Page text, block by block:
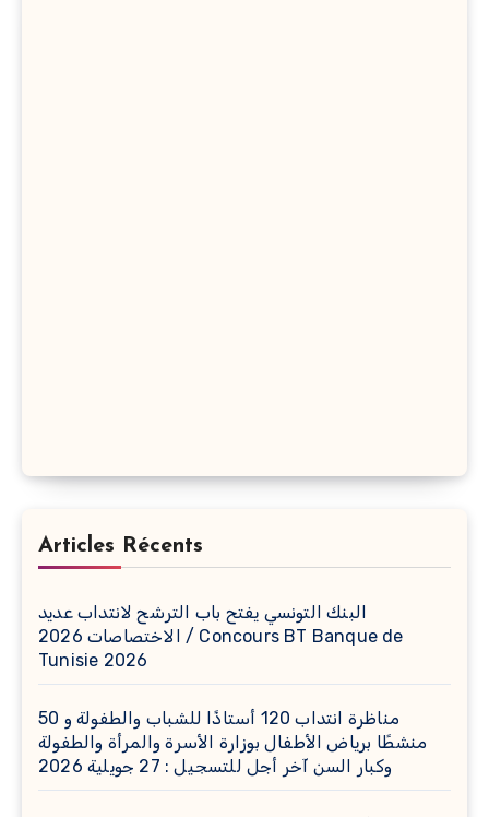
Articles Récents
البنك التونسي يفتح باب الترشح لانتداب عديد
الاختصاصات 2026 / Concours BT Banque de
Tunisie 2026
مناظرة انتداب 120 أستاذًا للشباب والطفولة و 50
منشطًا برياض الأطفال بوزارة الأسرة والمرأة والطفولة
وكبار السن آخر أجل للتسجيل : 27 جويلية 2026